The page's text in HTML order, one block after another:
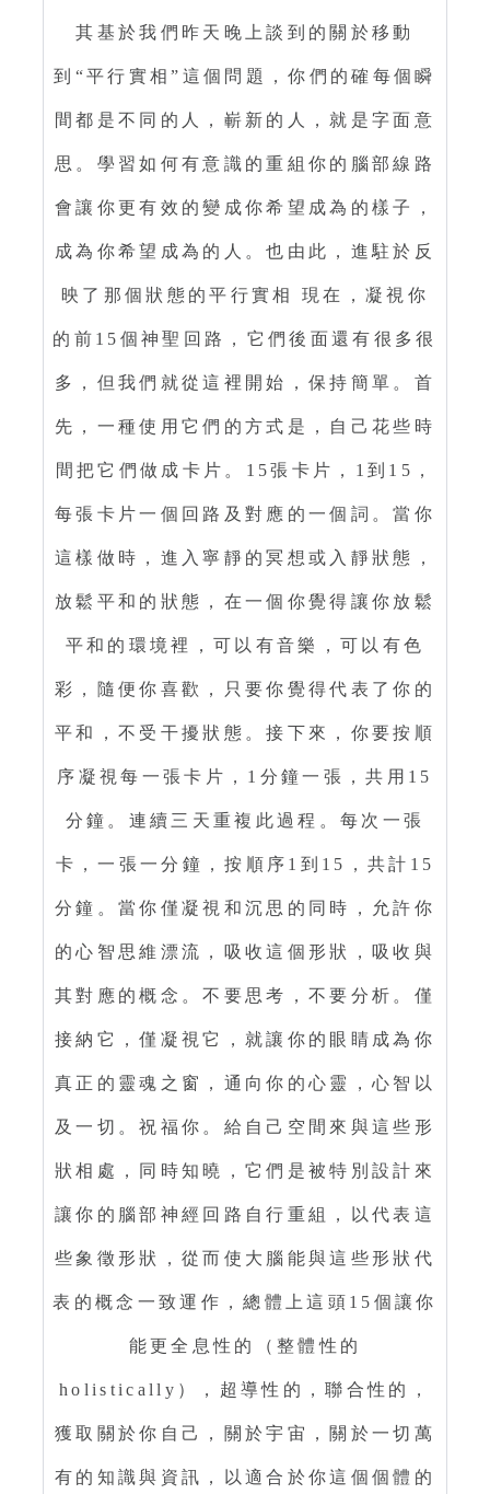
其基於我們昨天晚上談到的關於移動
到“平行實相”這個問題，你們的確每個瞬
間都是不同的人，嶄新的人，就是字面意
思。學習如何有意識的重組你的腦部線路
會讓你更有效的變成你希望成為的樣子，
成為你希望成為的人。也由此，進駐於反
映了那個狀態的平行實相 現在，凝視你
的前15個神聖回路，它們後面還有很多很
多，但我們就從這裡開始，保持簡單。首
先，一種使用它們的方式是，自己花些時
間把它們做成卡片。15張卡片，1到15，
每張卡片一個回路及對應的一個詞。當你
這樣做時，進入寧靜的冥想或入靜狀態，
放鬆平和的狀態，在一個你覺得讓你放鬆
平和的環境裡，可以有音樂，可以有色
彩，隨便你喜歡，只要你覺得代表了你的
平和，不受干擾狀態。接下來，你要按順
序凝視每一張卡片，1分鐘一張，共用15
分鐘。連續三天重複此過程。每次一張
卡，一張一分鐘，按順序1到15，共計15
分鐘。當你僅凝視和沉思的同時，允許你
的心智思維漂流，吸收這個形狀，吸收與
其對應的概念。不要思考，不要分析。僅
接納它，僅凝視它，就讓你的眼睛成為你
真正的靈魂之窗，通向你的心靈，心智以
及一切。祝福你。給自己空間來與這些形
狀相處，同時知曉，它們是被特別設計來
讓你的腦部神經回路自行重組，以代表這
些象徵形狀，從而使大腦能與這些形狀代
表的概念一致運作，總體上這頭15個讓你
能更全息性的（整體性的
holistically），超導性的，聯合性的，
獲取關於你自己，關於宇宙，關於一切萬
有的知識與資訊，以適合於你這個個體的